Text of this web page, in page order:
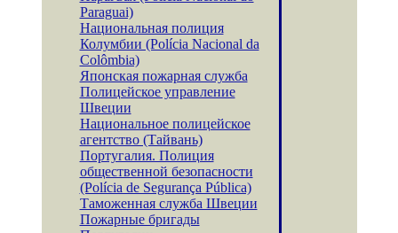
Paraguai)
Национальная полиция
Колумбии (Polícia Nacional da
Colômbia)
Японская пожарная служба
Полицейское управление
Швеции
Национальное полицейское
агентство (Тайвань)
Португалия. Полиция
общественной безопасности
(Polícia de Segurança Pública)
Таможенная служба Швеции
Пожарные бригады